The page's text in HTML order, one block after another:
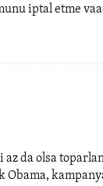
iptal etme
az da olsa